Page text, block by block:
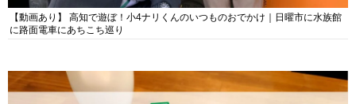
【動画あり】 高知で遊ぼ！小4ナリくんのいつものおでかけ｜日曜市に水族館
に路面電車にあちこち巡り